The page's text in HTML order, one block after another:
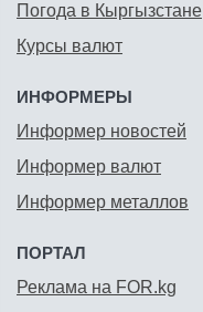
Погода в Кыргызстане
Курсы валют
ИНФОРМЕРЫ
Информер новостей
Информер валют
Информер металлов
ПОРТАЛ
Реклама на FOR.kg